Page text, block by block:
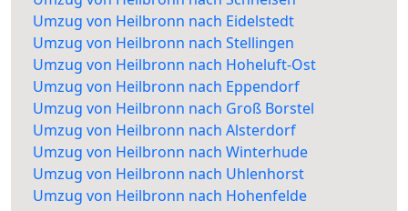
Umzug von Heilbronn nach Eidelstedt
Umzug von Heilbronn nach Stellingen
Umzug von Heilbronn nach Hoheluft-Ost
Umzug von Heilbronn nach Eppendorf
Umzug von Heilbronn nach Groß Borstel
Umzug von Heilbronn nach Alsterdorf
Umzug von Heilbronn nach Winterhude
Umzug von Heilbronn nach Uhlenhorst
Umzug von Heilbronn nach Hohenfelde